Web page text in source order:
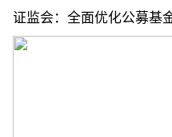
证监会：全面优化公募基
费率水平